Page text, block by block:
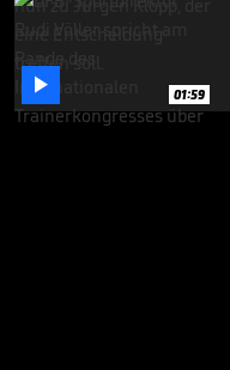
 01:59